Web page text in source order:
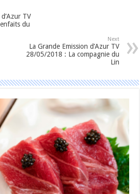
TV
du
Next
La Grande Emission d’Azur TV
28/05/2018 : La compagnie du
Lin